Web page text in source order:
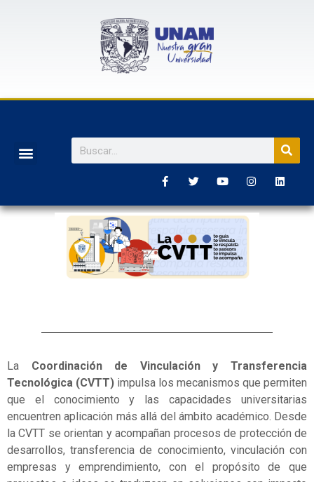
La Coordinación de Vinculación y Transferencia
Tecnológica (CVTT) impulsa los mecanismos que permiten
que el conocimiento y las capacidades universitarias
encuentren aplicación más allá del ámbito académico. Desde
la CVTT se orientan y acompañan procesos de protección de
desarrollos, transferencia de conocimiento, vinculación con
empresas y emprendimiento, con el propósito de que